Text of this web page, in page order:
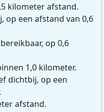
kilometer afstand.
op een afstand van 0,6
op 0,6
1,0 kilometer.
dichtbij, op een
afstand.